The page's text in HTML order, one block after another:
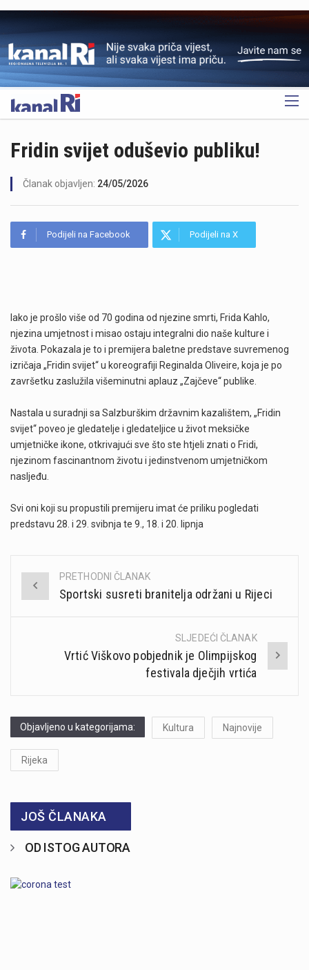
OGLAS
Fridin svijet oduševio publiku!
Članak objavljen: 24/05/2026
Podijeli na Facebook Podijeli na X
Iako je prošlo više od 70 godina od njezine smrti, Frida Kahlo,
njezina umjetnost i misao ostaju integralni dio naše kulture i
života. Pokazala je to i premijera baletne predstave suvremenog
izričaja „Fridin svijet“ u koreografiji Reginalda Oliveire, koja je po
završetku zaslužila višeminutni aplauz „Zajčeve“ publike.
Nastala u suradnji sa Salzburškim državnim kazalištem, „Fridin
svijet“ poveo je gledatelje i gledateljice u život meksičke
umjetničke ikone, otkrivajući sve što ste htjeli znati o Fridi,
njezinom fascinantnom životu i jedinstvenom umjetničkom
nasljeđu.
Svi oni koji su propustili premijeru imat će priliku pogledati
predstavu 28. i 29. svibnja te 9., 18. i 20. lipnja
Post
navigation
PRETHODNI ČLANAK
Sportski susreti branitelja održani u Rijeci
SLJEDEĆI ČLANAK
Vrtić Viškovo pobjednik je Olimpijskog
festivala dječjih vrtića
Objavljeno u kategorijama: Kultura Najnovije
Rijeka
JOŠ ČLANAKA
OD ISTOG AUTORA